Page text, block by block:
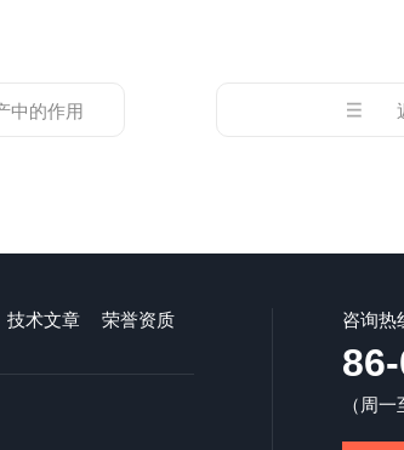
中的作用
技术文章 荣誉资质 咨询热
（周